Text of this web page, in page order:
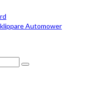
Automower